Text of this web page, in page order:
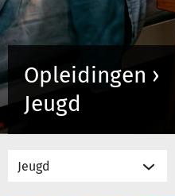
Inloggen op de kennisbank
Opleidingen ›
Jeugd